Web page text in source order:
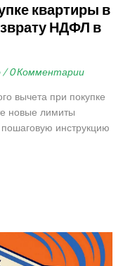
квартиры в
НДФЛ в
/ 0 Комментарии
вычета при покупке
новые лимиты
инструкцию